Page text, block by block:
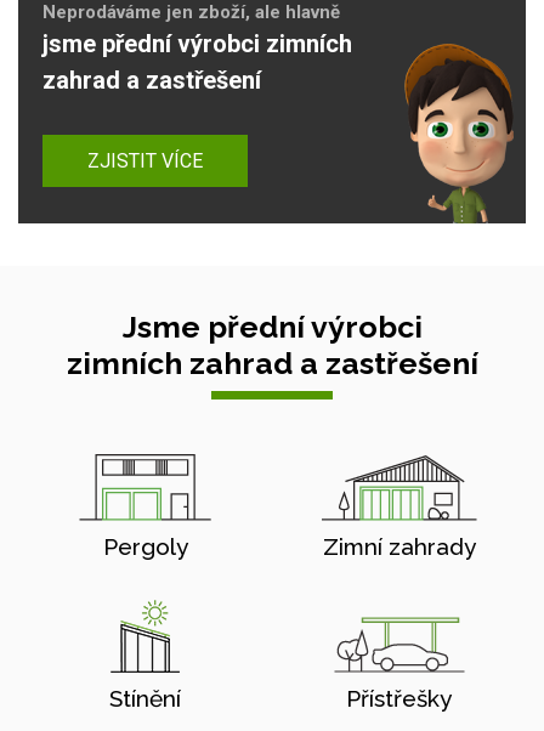
Neprodáváme jen zboží, ale hlavně
jsme přední výrobci zimních
zahrad a zastřešení
ZJISTIT VÍCE
Jsme přední výrobci
zimních zahrad a zastřešení
Pergoly Zimní zahrady
Stínění Přístřešky